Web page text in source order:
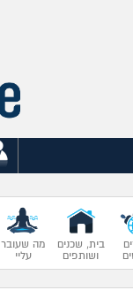
בית, שכנים
ושותפים
מה שעובר
עליי